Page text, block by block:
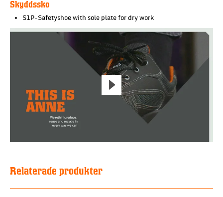
Skyddssko
S1P-Safetyshoe with sole plate for dry work
Relaterade produkter